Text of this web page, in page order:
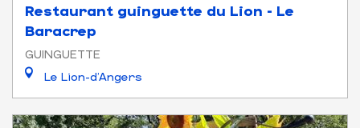
Restaurant guinguette du Lion - Le
Baracrep
GUINGUETTE
Le Lion-d'Angers